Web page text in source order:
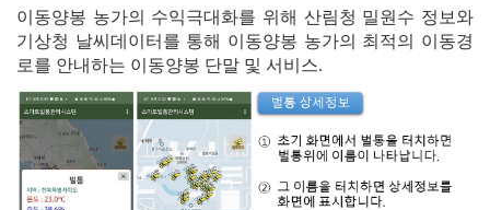
이동양봉 농가의 수익극대화를 위해 산림청 밀원수 정보와
기상청 날씨데이터를 통해 이동양봉 농가의 최적의 이동경
로를 안내하는 이동양봉 단말 및 서비스.